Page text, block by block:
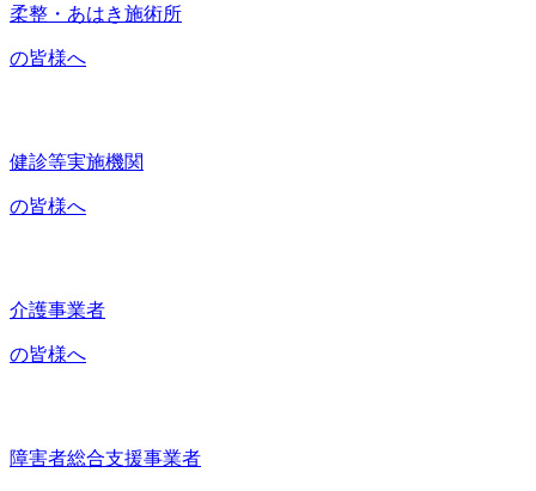
柔整・あはき施術所
の皆様へ
健診等実施機関
の皆様へ
介護事業者
の皆様へ
障害者総合支援事業者